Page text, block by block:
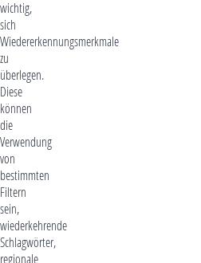
wichtig,
sich
Wiedererkennungsmerkmale
zu
überlegen.
Diese
können
die
Verwendung
von
bestimmten
Filtern
sein,
wiederkehrende
Schlagwörter,
regionale